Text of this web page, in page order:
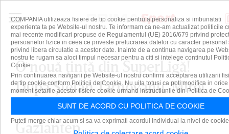
O nouă ţinţă din SuperLigă!
După Ştefan Târnovanu, Mirel
Rădoi vrea încă un fost elev la
Gaziantep
COMPANIA utilizeaza fisiere de tip cookie pentru a personaliza si imbunatati
experienta ta pe Website-ul nostru. Te informam ca ne-am actualizat politicile
mai recente modificari propuse de Regulamentul (UE) 2016/679 privind
persoanelor fizice in ceea ce priveste prelucrarea datelor cu caracter personal
privind libera circulatie a acestor date. Inainte de a continua navigarea pe
nostru te rugam sa aloci timpul necesar pentru a citi si intelege continutul
Cookie.
Prin continuarea navigarii pe Website-ul nostru confirmi acceptarea utilizarii
de tip cookie conform Politicii de Cookie. Nu uita totusi ca poti modifica in orice
moment setarile acestor fisiere cookie urmand instructiunile din Politica de
SUNT DE ACORD CU POLITICA DE COOKIE
Puteti merge chiar acum si sa va exprimati acordul individual la nivel de